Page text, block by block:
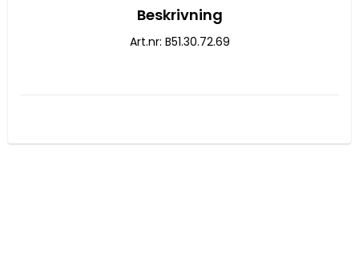
Beskrivning
Art.nr: B51.30.72.69